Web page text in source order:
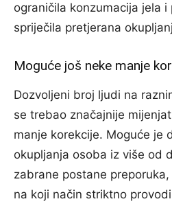
ograničila konzumacija jela i
spriječila pretjerana
Moguće još neke manje
Dozvoljeni broj ljudi na
se trebao značajnije
manje korekcije. Moguće je
okupljanja osoba iz više od
zabrane postane
na koji način striktno